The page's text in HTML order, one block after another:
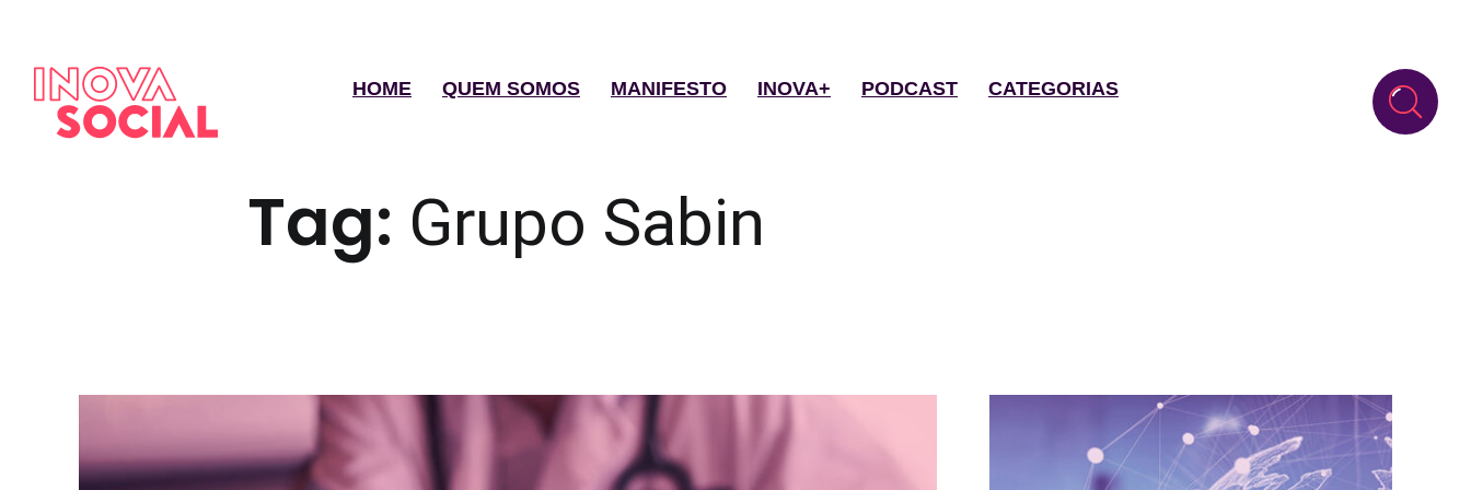
HOME QUEM SOMOS MANIFESTO INOVA+ PODCAST CATEGORIAS
Tag: Grupo Sabin